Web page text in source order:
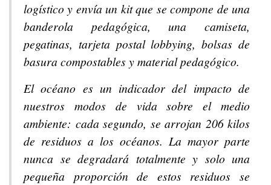
logístico y envía un kit que se compone de una
banderola pedagógica, una camiseta,
pegatinas, tarjeta postal lobbying, bolsas de
basura compostables y material pedagógico.
El océano es un indicador del impacto de
nuestros modos de vida sobre el medio
ambiente: cada segundo, se arrojan 206 kilos
de residuos a los océanos. La mayor parte
nunca se degradará totalmente y solo una
pequeña proporción de estos residuos se